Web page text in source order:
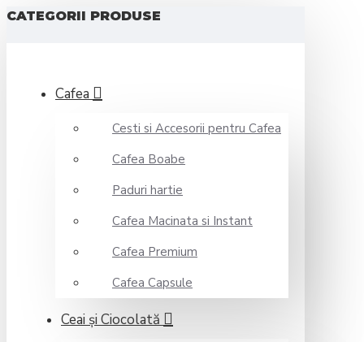
CATEGORII PRODUSE
Cafea
Cesti si Accesorii pentru Cafea
Cafea Boabe
Paduri hartie
Cafea Macinata si Instant
Cafea Premium
Cafea Capsule
Ceai şi Ciocolată